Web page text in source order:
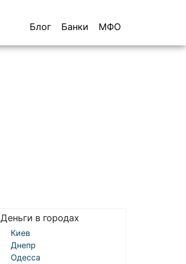
МФО
Банки
Блог
Деньги в городах
Киев
Днепр
Одесса